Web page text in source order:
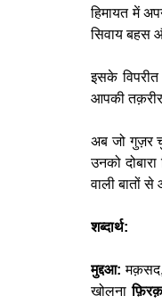
हिमायत में
सिवाय बहस
इसके
आपकी
अब जो गुज़र
उनको
वाली बातों
शब्दार्थ:
मुद्दआ:
खोलना